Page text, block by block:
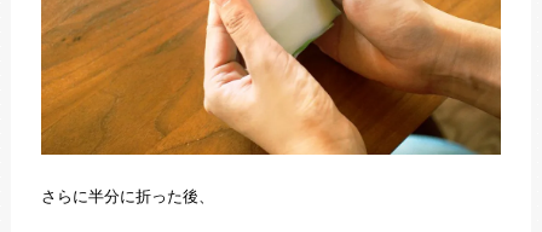
さらに半分に折った後、